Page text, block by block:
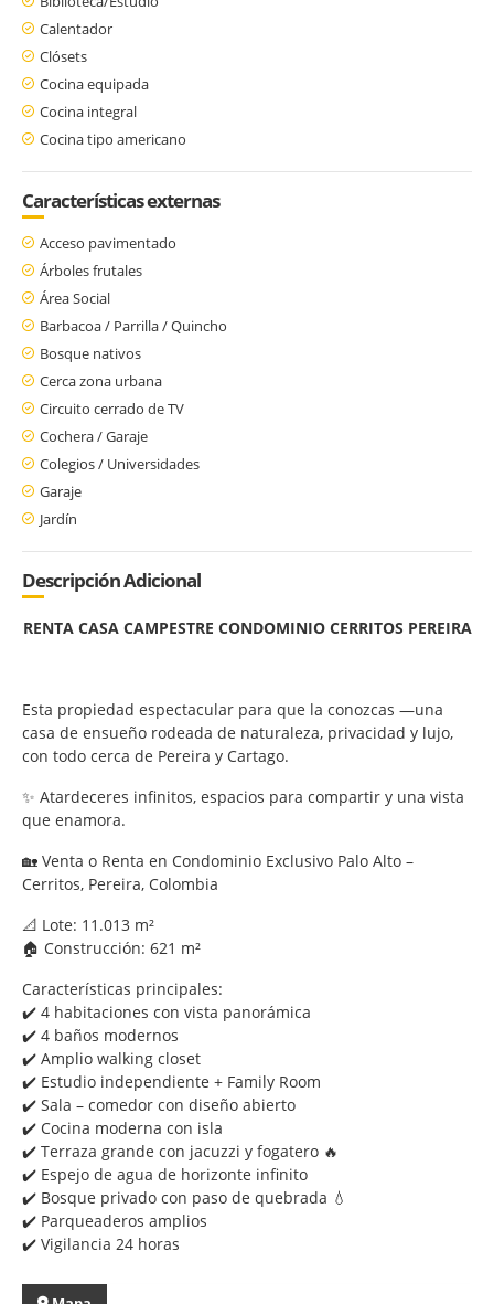
Calentador
Clósets
Cocina equipada
Cocina integral
Cocina tipo americano
Características externas
Acceso pavimentado
Árboles frutales
Área Social
Barbacoa / Parrilla / Quincho
Bosque nativos
Cerca zona urbana
Circuito cerrado de TV
Cochera / Garaje
Colegios / Universidades
Garaje
Jardín
Descripción Adicional
RENTA CASA CAMPESTRE CONDOMINIO CERRITOS PEREIRA
Esta propiedad espectacular para que la conozcas —una
casa de ensueño rodeada de naturaleza, privacidad y lujo,
con todo cerca de Pereira y Cartago.
✨ Atardeceres infinitos, espacios para compartir y una vista
que enamora.
🏡 Venta o Renta en Condominio Exclusivo Palo Alto –
Cerritos, Pereira, Colombia
📐 Lote: 11.013 m²
🏠 Construcción: 621 m²
Características principales:
✔️ 4 habitaciones con vista panorámica
✔️ 4 baños modernos
✔️ Amplio walking closet
✔️ Estudio independiente + Family Room
✔️ Sala – comedor con diseño abierto
✔️ Cocina moderna con isla
✔️ Terraza grande con jacuzzi y fogatero 🔥
✔️ Espejo de agua de horizonte infinito
✔️ Bosque privado con paso de quebrada 💧
✔️ Parqueaderos amplios
✔️ Vigilancia 24 horas